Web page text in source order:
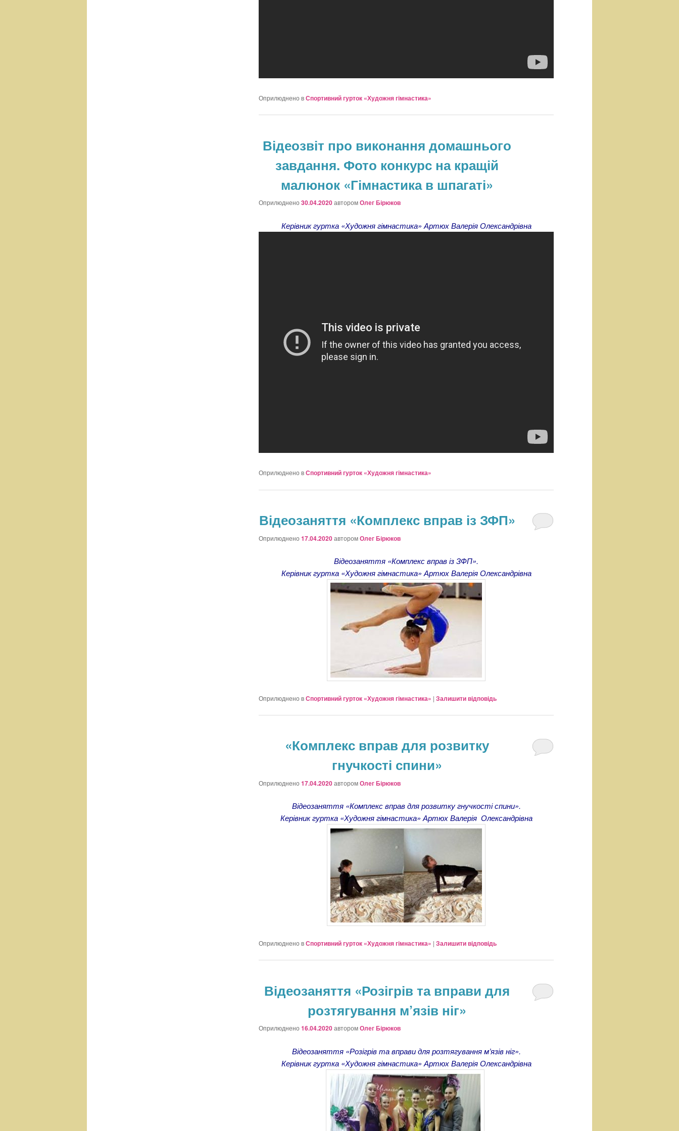
Оприлюднено вСпортивний гурток «Художня гімнастика»
Відеозвіт про виконання домашнього
завдання. Фото конкурс на кращій
малюнок «Гімнастика в шпагаті»
Оприлюднено 30.04.2020авторомОлег Бірюков
Керівник гуртка «Художня гімнастика» Артюх Валерія Олександрівна
Оприлюднено вСпортивний гурток «Художня гімнастика»
Відеозаняття «Комплекс вправ із ЗФП»
Оприлюднено 17.04.2020авторомОлег Бірюков
Відеозаняття «Комплекс вправ із ЗФП».
Керівник гуртка «Художня гімнастика» Артюх Валерія Олександрівна
Оприлюднено вСпортивний гурток «Художня гімнастика» | Залишити відповідь
«Комплекс вправ для розвитку
гнучкості спини»
Оприлюднено 17.04.2020авторомОлег Бірюков
Відеозаняття «Комплекс вправ для розвитку гнучкості спини».
Керівник гуртка «Художня гімнастика» Артюх Валерія Олександрівна
Оприлюднено вСпортивний гурток «Художня гімнастика» | Залишити відповідь
Відеозаняття «Розігрів та вправи для
розтягування м’язів ніг»
Оприлюднено 16.04.2020авторомОлег Бірюков
Відеозаняття «Розігрів та вправи для розтягування м’язів ніг».
Керівник гуртка «Художня гімнастика» Артюх Валерія Олександрівна